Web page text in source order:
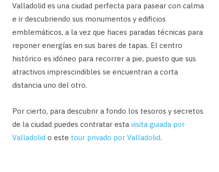
Valladolid es una ciudad perfecta para pasear con calma
e ir descubriendo sus monumentos y edificios
emblemáticos, a la vez que haces paradas técnicas para
reponer energías en sus bares de tapas. El centro
histórico es idóneo para recorrer a pie, puesto que sus
atractivos imprescindibles se encuentran a corta
distancia uno del otro.
Por cierto, para descubrir a fondo los tesoros y secretos
de la ciudad puedes contratar esta visita guiada por
Valladolid o este tour privado por Valladolid.